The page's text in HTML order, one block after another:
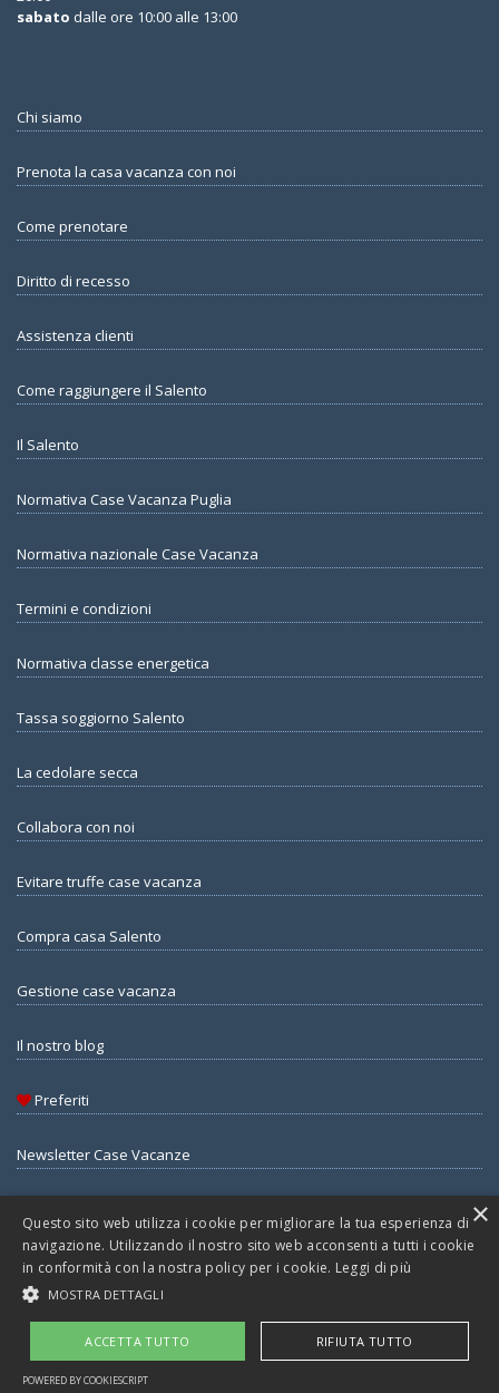
sabato dalle ore 10:00 alle 13:00
Chi siamo
Prenota la casa vacanza con noi
Come prenotare
Diritto di recesso
Assistenza clienti
Come raggiungere il Salento
Il Salento
Normativa Case Vacanza Puglia
Normativa nazionale Case Vacanza
Termini e condizioni
Normativa classe energetica
Tassa soggiorno Salento
La cedolare secca
Collabora con noi
Evitare truffe case vacanza
Compra casa Salento
Gestione case vacanza
Il nostro blog
Preferiti
Newsletter Case Vacanze
© Copyright 2026 - Salentoit.it di Agenzia Guida Srls - All Rights
reserved - Part. IVA 05345430754 - Rea LE360097
×
Questo sito web utilizza i cookie per migliorare la tua esperienza di
navigazione. Utilizzando il nostro sito web acconsenti a tutti i cookie
in conformità con la nostra policy per i cookie. Leggi di più
MOSTRA DETTAGLI
ACCETTA TUTTO RIFIUTA TUTTO
POWERED BY COOKIESCRIPT